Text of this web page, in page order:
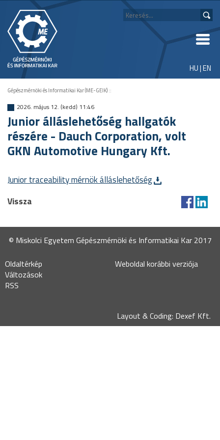
HU|EN
Gépészmérnöki és Informatikai Kar (ME-GEIK)::
2026. május 12. (kedd) 11:46
Junior álláslehetőség hallgatók
részére - Dauch Corporation, volt
GKN Automotive Hungary Kft.
Junior traceability mérnök álláslehetőség
Vissza
© Miskolci Egyetem Gépészmérnöki és Informatikai Kar 2017
Oldaltérkép
Változások
RSS
Weboldal korábbi verziója
Layout & Coding: Dexef Kft.